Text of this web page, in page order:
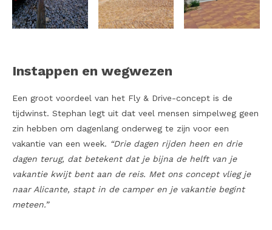
Instappen en wegwezen
Een groot voordeel van het Fly & Drive-concept is de
tijdwinst. Stephan legt uit dat veel mensen simpelweg geen
zin hebben om dagenlang onderweg te zijn voor een
vakantie van een week. “Drie dagen rijden heen en drie
dagen terug, dat betekent dat je bijna de helft van je
vakantie kwijt bent aan de reis. Met ons concept vlieg je
naar Alicante, stapt in de camper en je vakantie begint
meteen.”